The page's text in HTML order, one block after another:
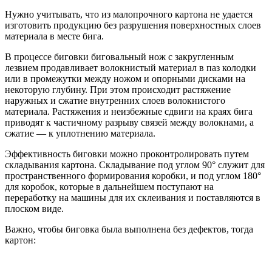
Нужно учитывать, что из малопрочного картона не удается
изготовить продукцию без раз­рушения поверхностных сло­ев
материала в месте бига.
В процессе биговки биговальный нож с за­кругленным
лезвием продавливает волокнистый материал в паз колодки
или в промежутки между ножом и опорными дисками на
некоторую глубину. При этом происходит растяжение
наружных и сжатие внутренних слоев волокнистого
материала. Растяжения и неизбежные сдвиги на краях бига
приводят к частичному разрыву связей между волокнами, а
сжатие — к уплотнению материала.
Эффективность биговки можно проконтролировать путем
склады­вания картона. Складывание под углом 90° служит для
пространственного формирования коробки, и под углом 180°
для коробок, которые в дальнейшем поступают на
переработку на машины для их склеивания и поставляются в
плоском виде.
Важно, чтобы биговка была выполнена без дефектов, тогда
картон: